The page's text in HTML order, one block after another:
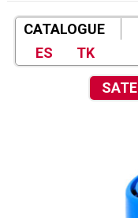
CATALOGUE
ES
TK